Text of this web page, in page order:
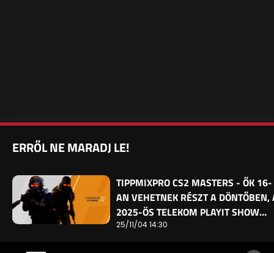
ERRŐL NE MARADJ LE!
TIPPMIXPRO CS2 MASTERS - ŐK 16-
AN VEHETNEK RÉSZT A DÖNTŐBEN,
2025-ÖS TELEKOM PLAYIT SHOW…
25/11/04 14:30